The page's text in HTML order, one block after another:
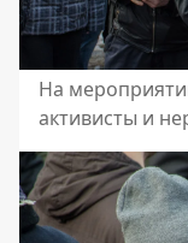
На
активисты и